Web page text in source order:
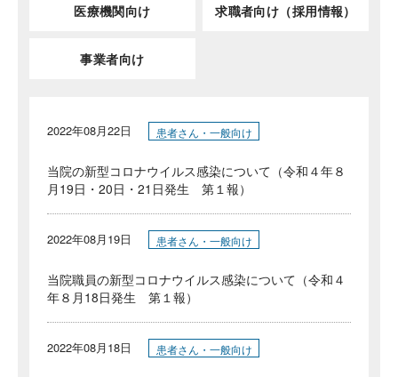
医療機関向け 求職者向け（採用情報）
事業者向け
2022年08月22日 患者さん・一般向け
当院の新型コロナウイルス感染について（令和４年８
月19日・20日・21日発生 第１報）
2022年08月19日 患者さん・一般向け
当院職員の新型コロナウイルス感染について（令和４
年８月18日発生 第１報）
2022年08月18日 患者さん・一般向け